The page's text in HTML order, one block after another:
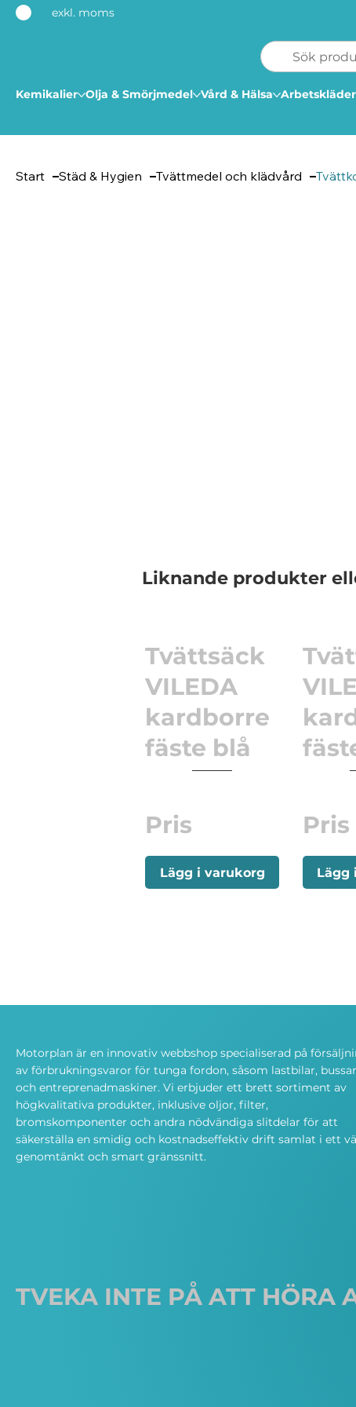
exkl. moms
Kemikalier Olja & Smörjmedel Vård & Hälsa
Start Städ & Hygien Tvättmedel och klädvård
Liknande produkter
Tvättsäck
VILEDA
kardborre
fäste blå
Pris
Lägg i varukorg
Pris
Lägg
Motorplan är en innovativ webbshop specialiserad på
av förbrukningsvaror för tunga fordon, såsom lastbilar, bussar
och entreprenadmaskiner. Vi erbjuder ett brett sortiment av
högkvalitativa produkter, inklusive oljor, filter,
bromskomponenter och andra nödvändiga slitdelar för att
säkerställa en smidig och kostnadseffektiv drift samlat i ett
genomtänkt och smart gränssnitt.
TVEKA INTE PÅ ATT HÖRA